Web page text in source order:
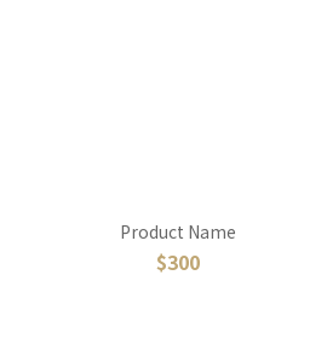
Product Name
$300